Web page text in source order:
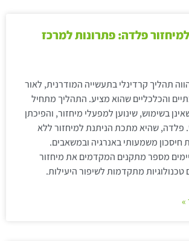
פלדה: פתרונות למרכז
תהליך קרדינלי בתעשייה המודרנית, לאור
והכלכליים שהוא מציע. התהליך מתחיל
בשימוש, שינוען למפעלי מיחזור, והפיכתן
פלדה, שהיא מתכת הניתנת למיחזור ללא
משמעותי באנרגיה ובמשאבים.
מספר מתקנים המקדמים את מיחזור
מתקדמות לשיפור היעילות.
»